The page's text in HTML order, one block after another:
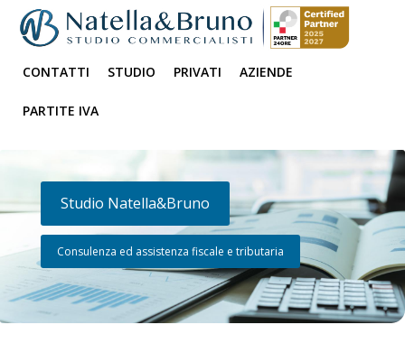
CONTATTI STUDIO PRIVATI AZIENDE
PARTITE IVA
Studio Natella&Bruno
Consulenza ed assistenza fiscale e tributaria